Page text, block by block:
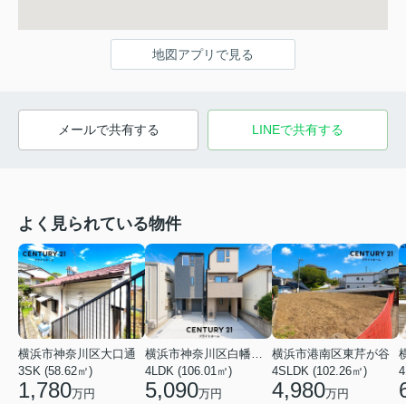
地図アプリで見る
メールで共有する LINEで共有する
よく見られている物件
横浜市神奈川区大口通
3SK (58.62㎡)
1,780万円
横浜市神奈川区白幡東町
4LDK (106.01㎡)
5,090万円
横浜市港南区東芹が谷
4SLDK (102.26㎡)
4,980万円